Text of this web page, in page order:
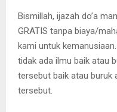
Bismillah, ijazah do’a
GRATIS tanpa biaya/
kami untuk
tidak ada ilmu baik atau
tersebut baik atau buruk
tersebut.